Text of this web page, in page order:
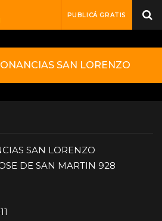
PUBLICÁ GRATIS
SAN LORENZO
SAN LORENZO
DE SAN MARTIN 928